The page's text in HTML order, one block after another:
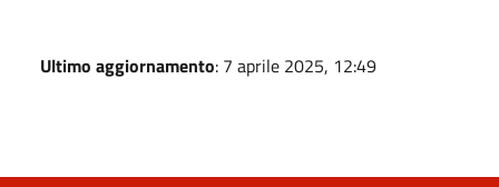
Ultimo aggiornamento: 7 aprile 2025, 12:49